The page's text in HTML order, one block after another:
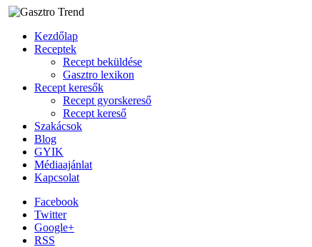
Kezdőlap
Receptek
Recept beküldése
Gasztro lexikon
Recept keresők
Recept gyorskereső
Recept kereső
Szakácsok
Blog
GYIK
Médiaajánlat
Kapcsolat
Facebook
Twitter
Google+
RSS